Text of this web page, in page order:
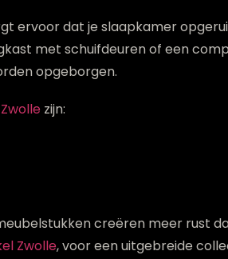
ervoor dat je slaapkamer
met schuifdeuren of een
opgeborgen.
zijn:
creëren meer rust
Zwolle, voor een uitgebreide